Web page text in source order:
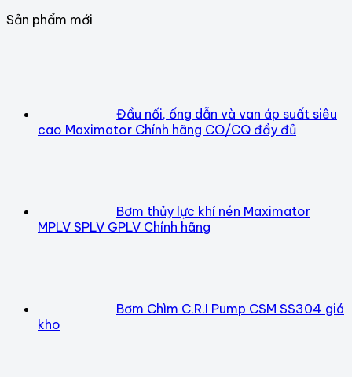
Sản phẩm mới
Đầu nối, ống dẫn và van áp suất siêu
cao Maximator Chính hãng CO/CQ đầy đủ
Bơm thủy lực khí nén Maximator
MPLV SPLV GPLV Chính hãng
Bơm Chìm C.R.I Pump CSM SS304 giá
kho